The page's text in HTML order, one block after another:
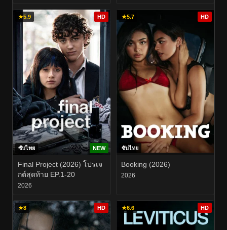
★5.9 HD
ซับไทย NEW
Final Project (2026) โปรเจ
กต์สุดท้าย EP.1-20
2026
★5.7 HD
ซับไทย
Booking (2026)
2026
★8 HD ★6.6 HD